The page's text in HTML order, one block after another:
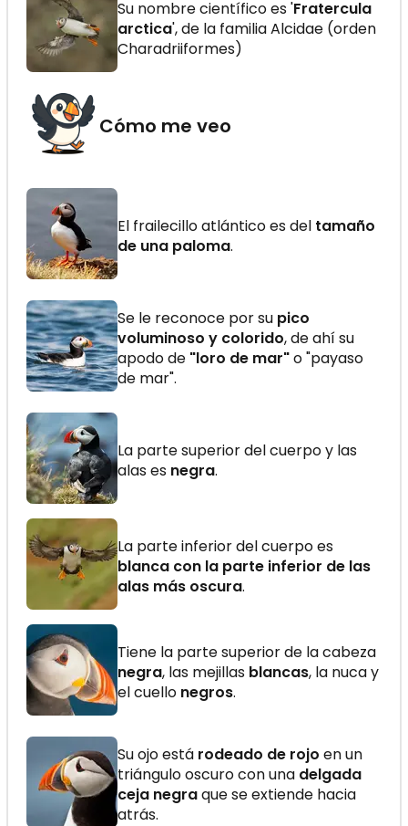
Su nombre científico es 'Fratercula
arctica', de la familia Alcidae (orden
Charadriiformes)
Cómo me veo
El frailecillo atlántico es del tamaño
de una paloma.
Se le reconoce por su pico
voluminoso y colorido, de ahí su
apodo de "loro de mar"o "payaso
de mar".
La parte superior del cuerpo y las
alas es negra.
La parte inferior del cuerpo es
blanca con la parte inferior de las
alas más oscura.
Tiene la parte superior de la cabeza
negra, las mejillas blancas, la nuca y
el cuello negros.
Su ojo está rodeado de rojo en un
triángulo oscuro con una delgada
ceja negraque se extiende hacia
atrás.